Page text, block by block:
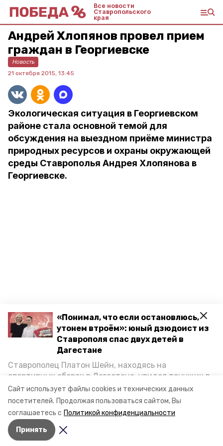
Сайт использует файлы cookies и технических данных
посетителей. Продолжая пользоваться сайтом, Вы
соглашаетесь с Политикой конфиденциальности
Принять
«Понимал, что если остановлюсь,
утонем втроём»: юный дзюдоист из
Ставрополя спас двух детей в
Дагестане
Ставрополец Платон Шейн, находясь на
спортивных сборах в Дегестане, увидел тонущих в
Каспийском море детей и бросился на помощь. По
возвращении домой, отважного мальчика
пригласили в министерство образования края и
наградили. Корреспондент «Победы26» пообщался
с юным героем.
Все новости
Ставропольского
края
Андрей Хлопянов провел прием
граждан в Георгиевске
Новость
21 октября 2015, 13:45
Экологическая ситуация в Георгиевском
районе стала основной темой для
обсуждения на выездном приёме министра
природных ресурсов и охраны окружающей
среды Ставрополья Андрея Хлопянова в
Георгиевске.